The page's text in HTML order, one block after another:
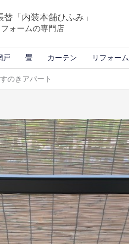
「内装本舗ひふみ」
ォームの専門店
戸 畳 カーテン リフォーム
のきアパート